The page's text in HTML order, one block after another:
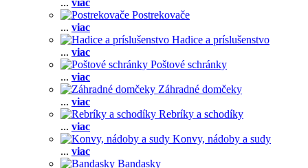
... viac
Postrekovače
... viac
Hadice a príslušenstvo
... viac
Poštové schránky
... viac
Záhradné domčeky
... viac
Rebríky a schodíky
... viac
Konvy, nádoby a sudy
... viac
Bandasky